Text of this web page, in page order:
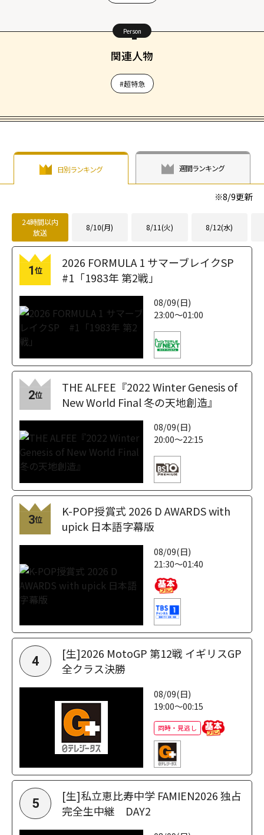
Person
関連人物
#超特急
日別ランキング 週間ランキング
※8/9更新
24時間以内
放送
8/10(月) 8/11(火) 8/12(水)
1位
2026 FORMULA 1 サマーブレイクSP
#1「1983年 第2戦」
08/09(日)
23:00～01:00
2位
THE ALFEE『2022 Winter Genesis of
New World Final 冬の天地創造』
08/09(日)
20:00～22:15
3位
K-POP授賞式 2026 D AWARDS with
upick 日本語字幕版
08/09(日)
21:30～01:40
4
[生]2026 MotoGP 第12戦 イギリスGP
全クラス決勝
08/09(日)
19:00～00:15
同時・見逃し
5
[生]私立恵比寿中学 FAMIEN2026 独占
完全生中継 DAY2